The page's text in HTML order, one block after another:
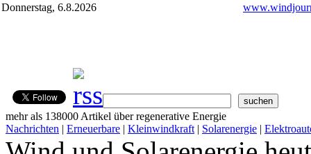
Donnerstag, 6.8.2026
mehr als 138000 Artikel über regenerative Energie
Nachrichten | Erneuerbare | Kleinwindkraft | Solarenergie |